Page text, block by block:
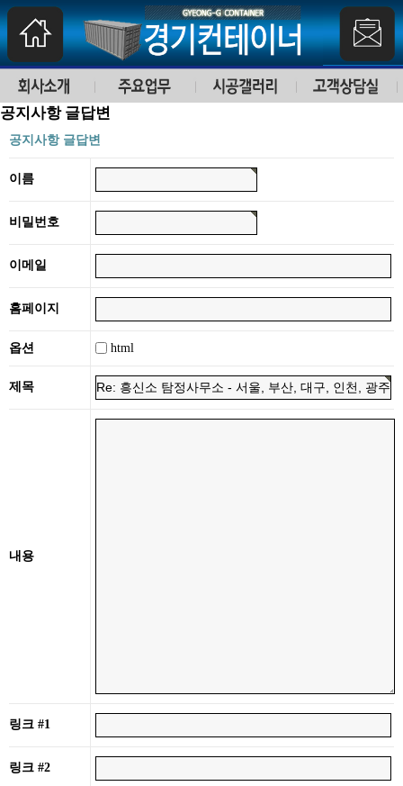
공지사항 글답변
공지사항 글답변
이름
비밀번호
이메일
홈페이지
옵션 html
제목
내용
링크 #1
링크 #2